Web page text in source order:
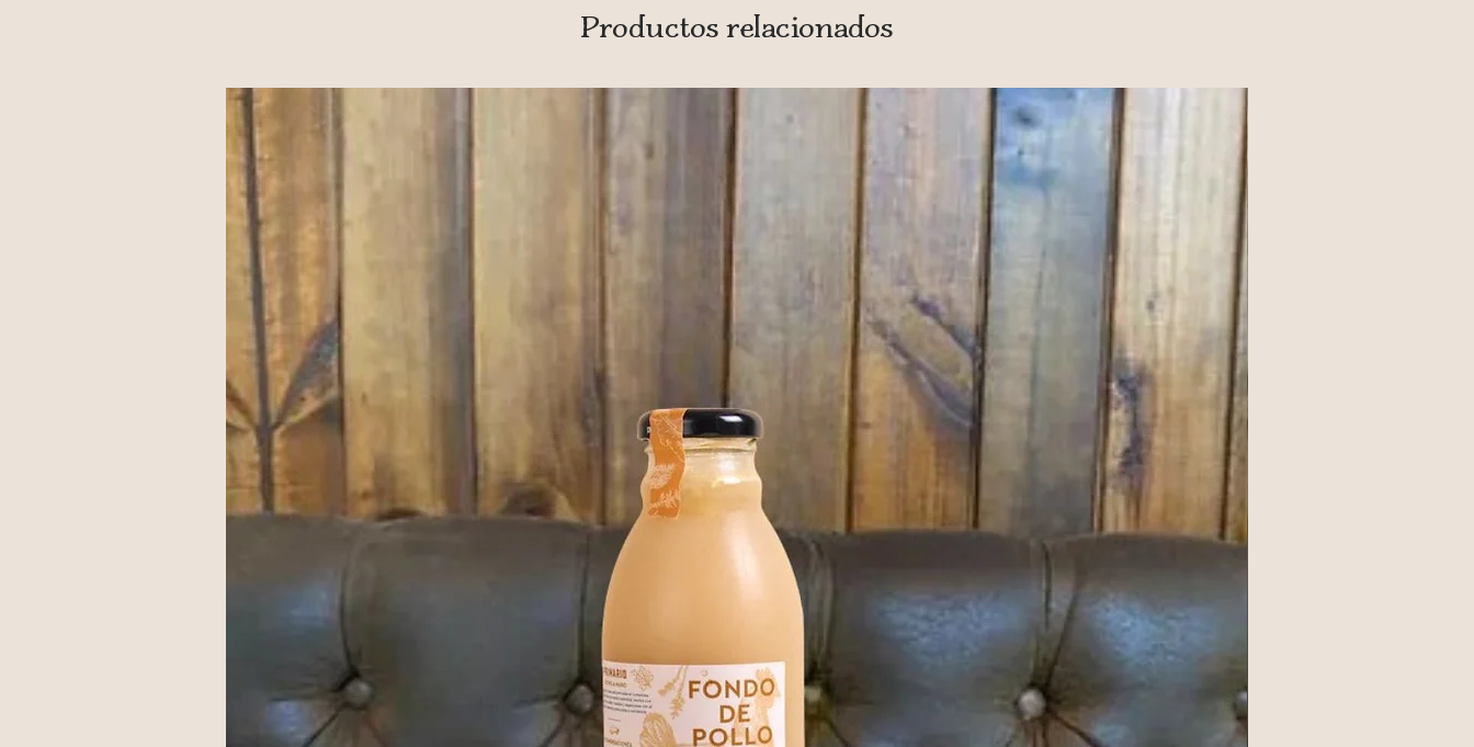
re empaque son hechos en nuestra planta ubicada en el barrio
XII de Octubre, también certificada con el decreto 1500 del
registro INVIMA de uso gastronómico.
Productos relacionados